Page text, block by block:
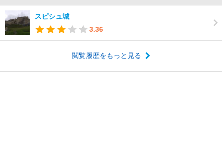
スピシュ城
3.36
閲覧履歴をもっと見る